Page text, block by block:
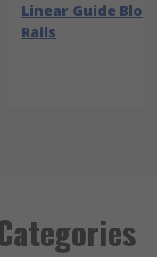
Linear Guide
Rails